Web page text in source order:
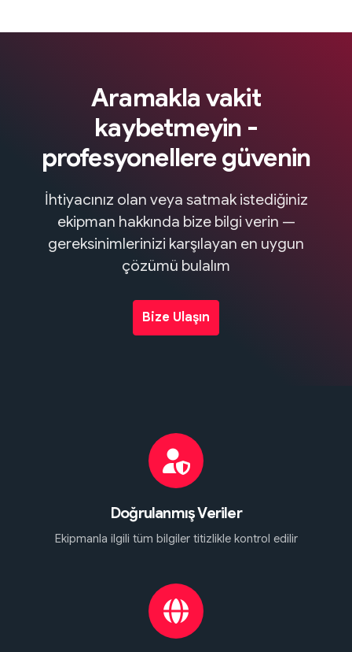
Aramakla vakit
kaybetmeyin -
profesyonellere güvenin
İhtiyacınız olan veya satmak istediğiniz
ekipman hakkında bize bilgi verin —
gereksinimlerinizi karşılayan en uygun
çözümü bulalım
Bize Ulaşın
Doğrulanmış Veriler
Ekipmanla ilgili tüm bilgiler titizlikle kontrol edilir